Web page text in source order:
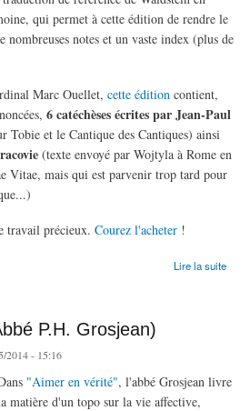
qui permet à cette édition de rendre le
nombreuses notes et un vaste index (plus de
Marc Ouellet, cette édition contient,
6 catéchèses écrites par Jean-Paul
Tobie et le Cantique des Cantiques) ainsi
(texte envoyé par Wojtyla à Rome en
Vitae, mais qui est parvenir trop tard pour
travail précieux. Courez l'acheter !
Lire la suite
Paul II : édition de référence par Yves Semen
P.H. Grosjean)
2014 - 15:16
"Aimer en vérité", l'abbé Grosjean livre
matière d'un topo sur la vie affective,